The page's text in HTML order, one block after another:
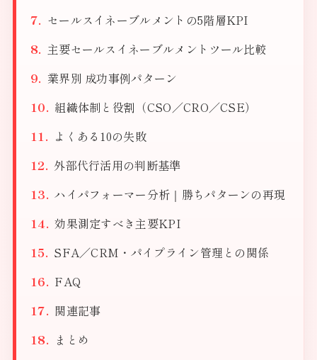
セールスイネーブルメントの5階層KPI
主要セールスイネーブルメントツール比較
業界別 成功事例パターン
組織体制と役割（CSO／CRO／CSE）
よくある10の失敗
外部代行活用の判断基準
ハイパフォーマー分析｜勝ちパターンの再現
効果測定すべき主要KPI
SFA／CRM・パイプライン管理との関係
FAQ
関連記事
まとめ